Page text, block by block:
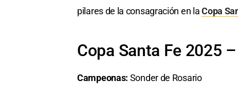
pilares de la consagración en laCopa
Copa Santa Fe 2025
Campeonas: Sonder de Rosario